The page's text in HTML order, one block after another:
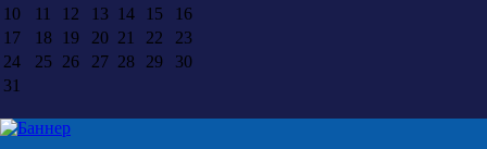
10
11 12 13 14 15
16
17
18 19 20 21 22
23
24
25 26 27 28 29
30
31